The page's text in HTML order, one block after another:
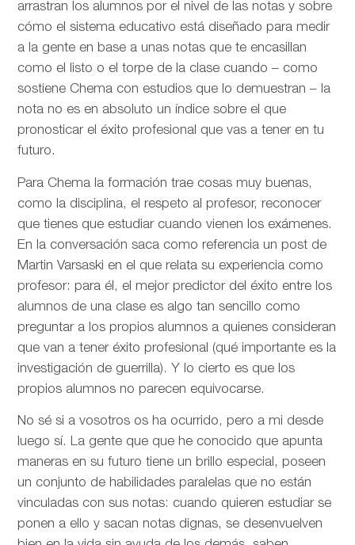
arrastran los alumnos por el nivel de las notas y sobre
cómo el sistema educativo está diseñado para medir
a la gente en base a unas notas que te encasillan
como el listo o el torpe de la clase cuando – como
sostiene Chema con estudios que lo demuestran – la
nota no es en absoluto un índice sobre el que
pronosticar el éxito profesional que vas a tener en tu
futuro.
Para Chema la formación trae cosas muy buenas,
como la disciplina, el respeto al profesor, reconocer
que tienes que estudiar cuando vienen los exámenes.
En la conversación saca como referencia un post de
Martin Varsaski en el que relata su experiencia como
profesor: para él, el mejor predictor del éxito entre los
alumnos de una clase es algo tan sencillo como
preguntar a los propios alumnos a quienes consideran
que van a tener éxito profesional (qué importante es la
investigación de guerrilla). Y lo cierto es que los
propios alumnos no parecen equivocarse.
No sé si a vosotros os ha ocurrido, pero a mi desde
luego sí. La gente que que he conocido que apunta
maneras en su futuro tiene un brillo especial, poseen
un conjunto de habilidades paralelas que no están
vinculadas con sus notas: cuando quieren estudiar se
ponen a ello y sacan notas dignas, se desenvuelven